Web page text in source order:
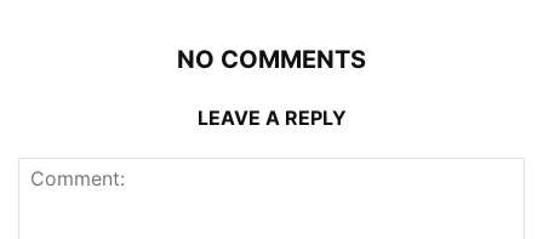
NO COMMENTS
LEAVE A REPLY